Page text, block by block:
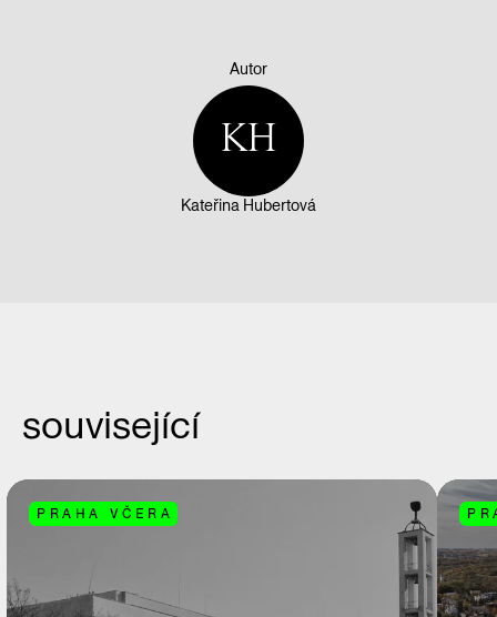
Autor
KH
Kateřina Hubertová
související
PRAHA VČERA